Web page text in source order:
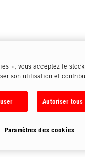
», vous acceptez le
son utilisation et
Autoriser
Paramètres des cookies